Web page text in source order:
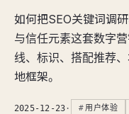
如何把SEO关键词调
与信任元素这套数字
线、标识、搭配推荐
地框架。
2025-12-23 · 用户体验